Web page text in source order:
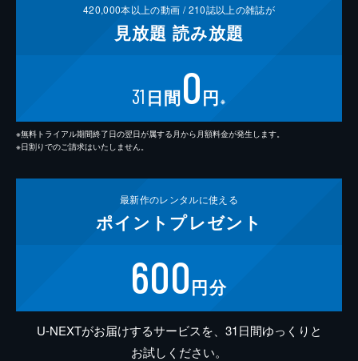
420,000本以上の動画 /210誌以上の雑誌が
見放題 読み放題
31 日間0円 ※
※無料トライアル期間終了日の翌日が属する月から月額料金が発生します。
※日割りでのご請求はいたしません。
最新作のレンタルに使える
ポイント プレゼント
600円分
U-NEXTがお届けするサービスを、31日間ゆっくりと
お試しください。